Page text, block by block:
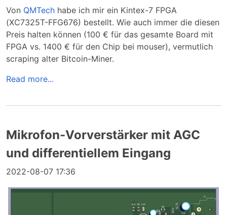
Von QMTech habe ich mir ein Kintex-7 FPGA
(XC7325T-FFG676) bestellt. Wie auch immer die diesen
Preis halten können (100 € für das gesamte Board mit
FPGA vs. 1400 € für den Chip bei mouser), vermutlich
scraping alter Bitcoin-Miner.
Read more...
Mikrofon-Vorverstärker mit AGC
und differentiellem Eingang
2022-08-07 17:36